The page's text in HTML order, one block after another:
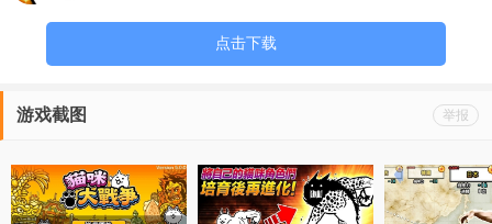
点击下载
举报
游戏截图